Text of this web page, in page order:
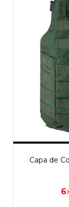
Capa de
6